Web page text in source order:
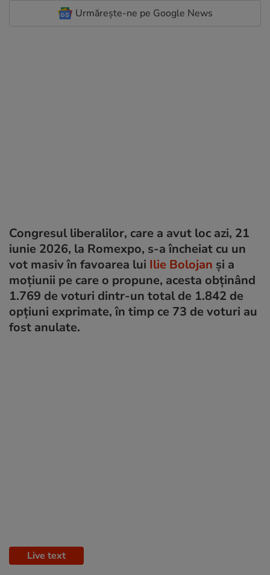
Urmărește-ne pe Google News
Congresul liberalilor, care a avut loc azi, 21
iunie 2026, la Romexpo, s-a încheiat cu un
vot masiv în favoarea lui Ilie Bolojan și a
moțiunii pe care o propune, acesta obținând
1.769 de voturi dintr-un total de 1.842 de
opțiuni exprimate, în timp ce 73 de voturi au
fost anulate.
Live text